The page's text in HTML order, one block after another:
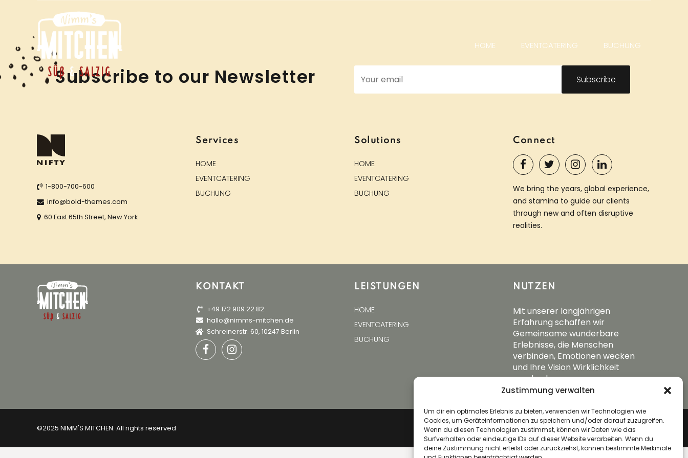
Zustimmung verwalten
Um dir ein optimales Erlebnis zu bieten, verwenden wir Technologien wie
Cookies, um Geräteinformationen zu speichern und/oder darauf zuzugreifen.
Wenn du diesen Technologien zustimmst, können wir Daten wie das
Surfverhalten oder eindeutige IDs auf dieser Website verarbeiten. Wenn du
deine Zustimmung nicht erteilst oder zurückziehst, können bestimmte Merkmale
HOME EVENTCATERING BUCHUNG
Subscribe to our Newsletter
1-800-700-600
info@bold-themes.com
60 East 65th Street, New York
Services
HOME
EVENTCATERING
BUCHUNG
Solutions
HOME
EVENTCATERING
BUCHUNG
Connect
We bring the years, global experience,
and stamina to guide our clients
through new and often disruptive
realities.
KONTAKT
+49 172 909 22 82
hallo@nimms-mitchen.de
Schreinerstr. 60, 10247 Berlin
LEISTUNGEN
HOME
EVENTCATERING
BUCHUNG
NUTZEN
Mit unserer langjährigen
Erfahrung schaffen wir
Gemeinsame wunderbare
Erlebnisse, die Menschen
verbinden, Emotionen wecken
und Ihre Vision Wirklichkeit
werden lassen.
©2025 NIMM'S MITCHEN. All rights reserved RECHTLICHE HINWEISE